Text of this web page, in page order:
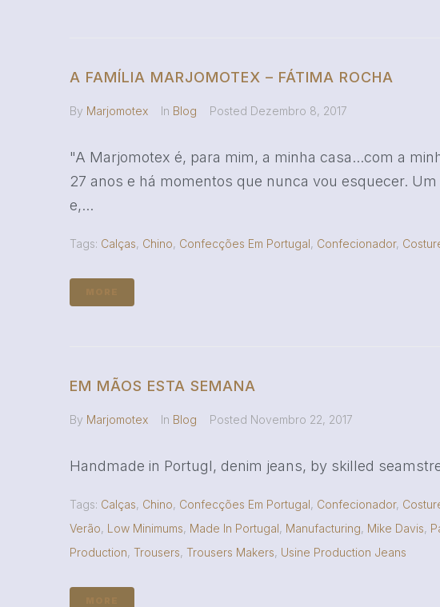
A FAMÍLIA MARJOMOTEX – FÁTIMA ROCHA
By Marjomotex In Blog Posted Dezembro 8, 2017
"A Marjomotex é, para mim, a minha casa...com a
27 anos e há momentos que nunca vou esquecer.
e,...
Tags: Calças, Chino, Confecções Em Portugal, Confecionador,
EM MÃOS ESTA SEMANA
By Marjomotex In Blog Posted Novembro 22, 2017
Handmade in Portugl, denim jeans, by skilled
Tags: Calças, Chino, Confecções Em Portugal, Confecionador,
Verão, Low Minimums, Made In Portugal, Manufacturing, Mike Davis,
Production, Trousers, Trousers Makers, Usine Production Jeans